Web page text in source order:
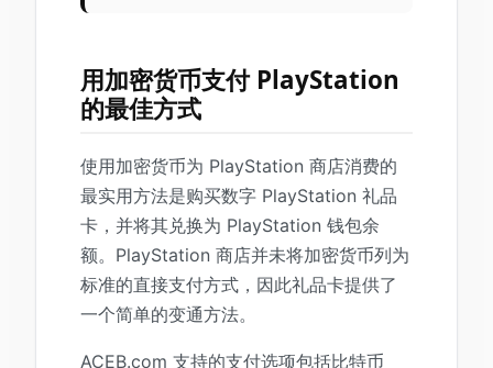
用加密货币支付 PlayStation
的最佳方式
使用加密货币为 PlayStation 商店消费的
最实用方法是购买数字 PlayStation 礼品
卡，并将其兑换为 PlayStation 钱包余
额。PlayStation 商店并未将加密货币列为
标准的直接支付方式，因此礼品卡提供了
一个简单的变通方法。
ACEB.com 支持的支付选项包括比特币